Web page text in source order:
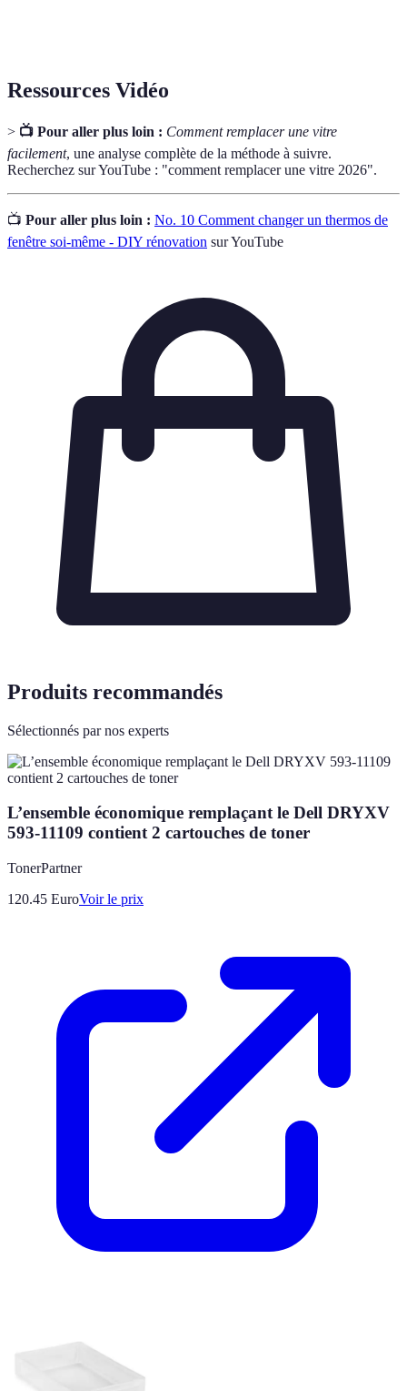
Ressources Vidéo
> 📺 Pour aller plus loin : Comment remplacer une vitre
facilement, une analyse complète de la méthode à suivre.
Recherchez sur YouTube : "comment remplacer une vitre 2026".
📺 Pour aller plus loin : No. 10 Comment changer un thermos de
fenêtre soi-même - DIY rénovation sur YouTube
Produits recommandés
Sélectionnés par nos experts
L’ensemble économique remplaçant le Dell DRYXV
593-11109 contient 2 cartouches de toner
TonerPartner
120.45 EuroVoir le prix